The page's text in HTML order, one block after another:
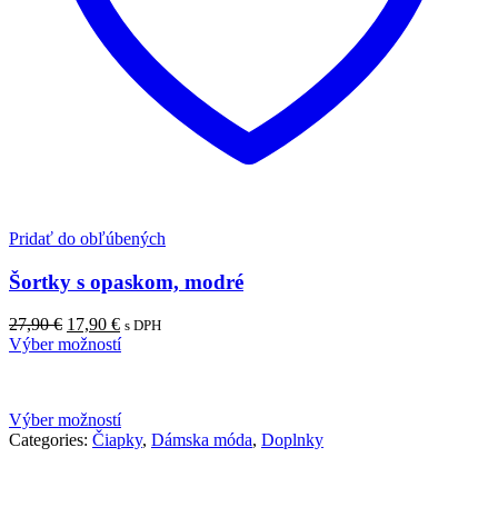
Pridať do obľúbených
Šortky s opaskom, modré
27,90€ Pôvodná
cena
17,90 €Aktuálna
cena
s DPH
Výber možností
Výber možností
Categories: Čiapky, Dámska móda, Doplnky